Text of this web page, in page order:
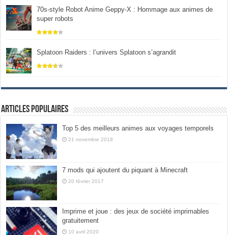
70s-style Robot Anime Geppy-X : Hommage aux animes de
super robots
Splatoon Raiders : l’univers Splatoon s’agrandit
Articles populaires
Top 5 des meilleurs animes aux voyages temporels
21 novembre 2018
7 mods qui ajoutent du piquant à Minecraft
20 février 2017
Imprime et joue : des jeux de société imprimables
gratuitement
10 avril 2020